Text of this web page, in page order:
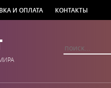
И ОПЛАТА КОНТАКТЫ